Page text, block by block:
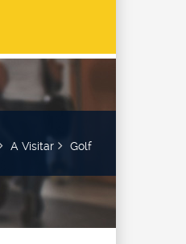
A Visitar Golf